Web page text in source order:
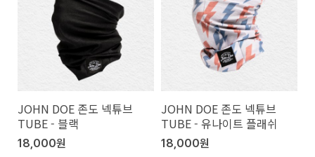
JOHN DOE 존도 넥튜브
TUBE - 블랙
18,000원
JOHN DOE 존도 넥튜브
TUBE - 유나이트 플래쉬
18,000원